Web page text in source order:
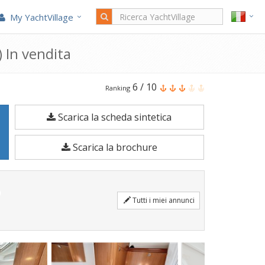
My YachtVillage
In vendita
Il
Beneteau
OCEANIS
40
è
una
12,15
Ranking 6 / 10
Scarica la scheda sintetica
Scarica la brochure
Tutti i miei annunci